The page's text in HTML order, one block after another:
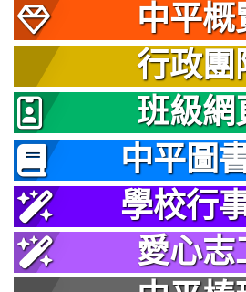
中平概
行政團
班級網
中平圖
學校行
愛心志